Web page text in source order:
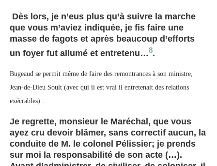
Dès lors, je n’eus plus qu’à suivre la marche
que vous m’aviez indiquée, je fis faire une
masse de fagots et après beaucoup d’efforts
un foyer fut allumé et entretenu…8.
Bugeaud se permit même de faire des remontrances à son ministre,
Jean-de-Dieu Soult (avec qui il est vrai il entretenait des relations
exécrables) :
Je regrette, monsieur le Maréchal, que vous
ayez cru devoir blâmer, sans correctif aucun, la
conduite de M. le colonel Pélissier; je prends
sur moi la responsabilité de son acte (…).